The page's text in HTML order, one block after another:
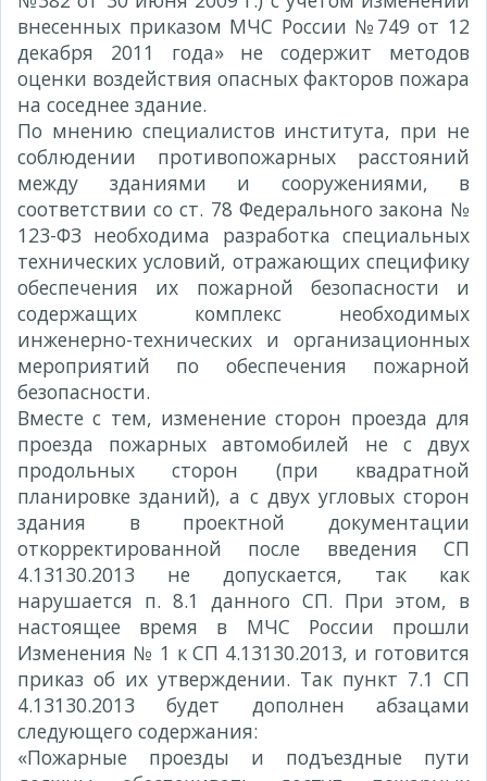
внесенных приказом МЧС России №749 от 12
декабря 2011 года» не содержит методов
оценки воздействия опасных факторов пожара
на соседнее здание.
По мнению специалистов института, при не
соблюдении противопожарных расстояний
между зданиями и сооружениями, в
соответствии со ст. 78 Федерального закона №
123-ФЗ необходима разработка специальных
технических условий, отражающих специфику
обеспечения их пожарной безопасности и
содержащих комплекс необходимых
инженерно-технических и организационных
мероприятий по обеспечения пожарной
безопасности.
Вместе с тем, изменение сторон проезда для
проезда пожарных автомобилей не с двух
продольных сторон (при квадратной
планировке зданий), а с двух угловых сторон
здания в проектной документации
откорректированной после введения СП
4.13130.2013 не допускается, так как
нарушается п. 8.1 данного СП. При этом, в
настоящее время в МЧС России прошли
Изменения № 1 к СП 4.13130.2013, и готовится
приказ об их утверждении. Так пункт 7.1 СП
4.13130.2013 будет дополнен абзацами
следующего содержания:
«Пожарные проезды и подъездные пути